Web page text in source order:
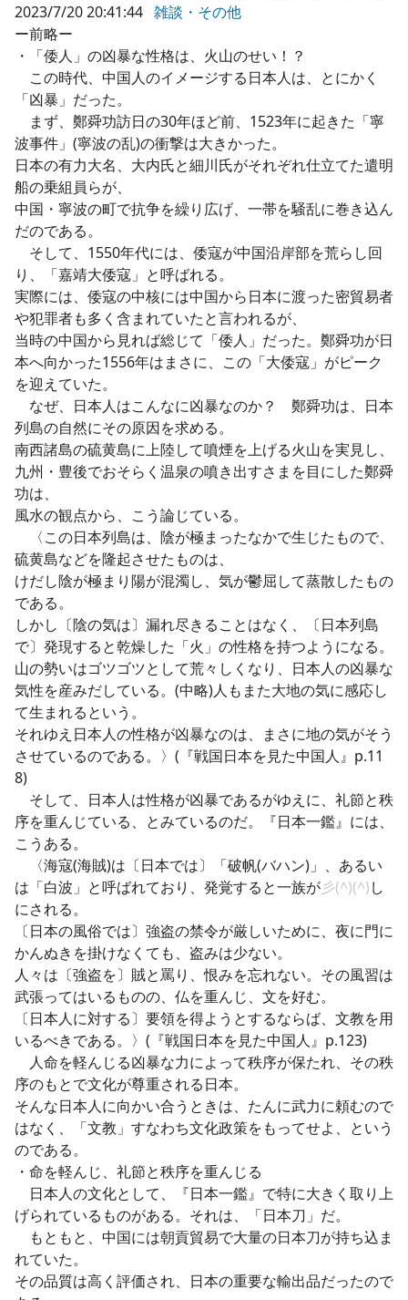
2023/7/20 20:41:44 雑談・その他
ー前略ー
・「倭人」の凶暴な性格は、火山のせい！？
この時代、中国人のイメージする日本人は、とにかく
「凶暴」だった。
まず、鄭舜功訪日の30年ほど前、1523年に起きた「寧
波事件」(寧波の乱)の衝撃は大きかった。
日本の有力大名、大内氏と細川氏がそれぞれ仕立てた遣明
船の乗組員らが、
中国・寧波の町で抗争を繰り広げ、一帯を騒乱に巻き込ん
だのである。
そして、1550年代には、倭寇が中国沿岸部を荒らし回
り、「嘉靖大倭寇」と呼ばれる。
実際には、倭寇の中核には中国から日本に渡った密貿易者
や犯罪者も多く含まれていたと言われるが、
当時の中国から見れば総じて「倭人」だった。鄭舜功が日
本へ向かった1556年はまさに、この「大倭寇」がピーク
を迎えていた。
なぜ、日本人はこんなに凶暴なのか？ 鄭舜功は、日本
列島の自然にその原因を求める。
南西諸島の硫黄島に上陸して噴煙を上げる火山を実見し、
九州・豊後でおそらく温泉の噴き出すさまを目にした鄭舜
功は、
風水の観点から、こう論じている。
〈この日本列島は、陰が極まったなかで生じたもので、
硫黄島などを隆起させたものは、
けだし陰が極まり陽が混濁し、気が鬱屈して蒸散したもの
である。
しかし〔陰の気は〕漏れ尽きることはなく、〔日本列島
で〕発現すると乾燥した「火」の性格を持つようになる。
山の勢いはゴツゴツとして荒々しくなり、日本人の凶暴な
気性を産みだしている。(中略)人もまた大地の気に感応し
て生まれるという。
それゆえ日本人の性格が凶暴なのは、まさに地の気がそう
させているのである。〉(『戦国日本を見た中国人』p.11
8)
そして、日本人は性格が凶暴であるがゆえに、礼節と秩
序を重んじている、とみているのだ。『日本一鑑』には、
こうある。
〈海寇(海賊)は〔日本では〕「破帆(バハン)」、あるい
は「白波」と呼ばれており、発覚すると一族が彡(^)(^)し
にされる。
〔日本の風俗では〕強盗の禁令が厳しいために、夜に門に
かんぬきを掛けなくても、盗みは少ない。
人々は〔強盗を〕賊と罵り、恨みを忘れない。その風習は
武張ってはいるものの、仏を重んじ、文を好む。
〔日本人に対する〕要領を得ようとするならば、文教を用
いるべきである。〉(『戦国日本を見た中国人』p.123)
人命を軽んじる凶暴な力によって秩序が保たれ、その秩
序のもとで文化が尊重される日本。
そんな日本人に向かい合うときは、たんに武力に頼むので
はなく、「文教」すなわち文化政策をもってせよ、という
のである。
・命を軽んじ、礼節と秩序を重んじる
日本人の文化として、『日本一鑑』で特に大きく取り上
げられているものがある。それは、「日本刀」だ。
もともと、中国には朝貢貿易で大量の日本刀が持ち込ま
れていた。
その品質は高く評価され、日本の重要な輸出品だったので